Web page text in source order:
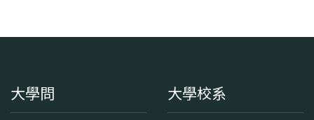
大學問 大學校系